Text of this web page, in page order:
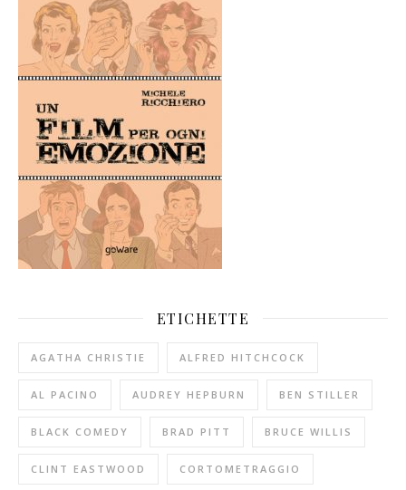
ETICHETTE
AGATHA CHRISTIE ALFRED HITCHCOCK
AL PACINO AUDREY HEPBURN BEN STILLER
BLACK COMEDY BRAD PITT BRUCE WILLIS
CLINT EASTWOOD CORTOMETRAGGIO